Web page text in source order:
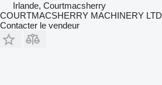
Irlande, Courtmacsherry
COURTMACSHERRY MACHINERY LTD
Contacter le vendeur